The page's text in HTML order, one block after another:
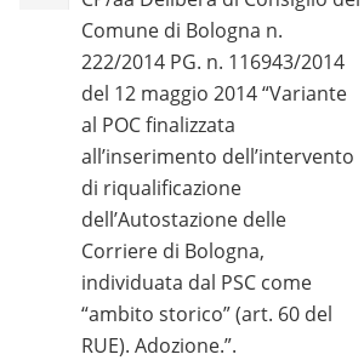
Comune di Bologna n.
222/2014 PG. n. 116943/2014
del 12 maggio 2014 “Variante
al POC finalizzata
all’inserimento dell’intervento
di riqualificazione
dell’Autostazione delle
Corriere di Bologna,
individuata dal PSC come
“ambito storico” (art. 60 del
RUE). Adozione.”.